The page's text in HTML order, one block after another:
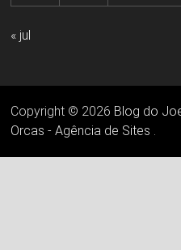
« jul
Copyright © 2026 Blog do
Orcas - Agência de Sites